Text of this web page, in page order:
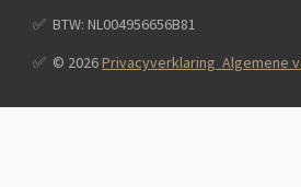
✅️ BTW: NL004956656B81
✅️ © 2026Privacyverklaring Algemene